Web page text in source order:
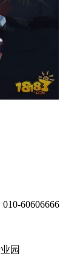
60606666
园